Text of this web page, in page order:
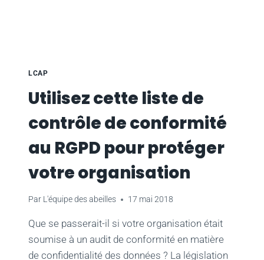
LCAP
Utilisez cette liste de
contrôle de conformité
au RGPD pour protéger
votre organisation
Par L'équipe des abeilles 17 mai 2018
Que se passerait-il si votre organisation était
soumise à un audit de conformité en matière
de confidentialité des données ? La législation